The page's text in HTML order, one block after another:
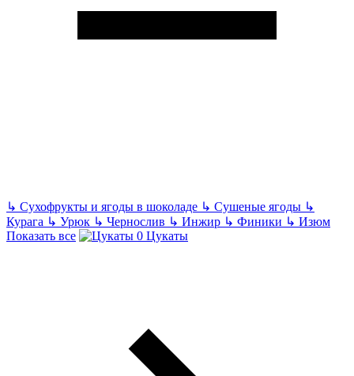
↳ Сухофрукты и ягоды в шоколаде ↳ Сушеные ягоды ↳
Курага ↳ Урюк ↳ Чернослив ↳ Инжир ↳ Финики ↳ Изюм
Показать все
Цукаты